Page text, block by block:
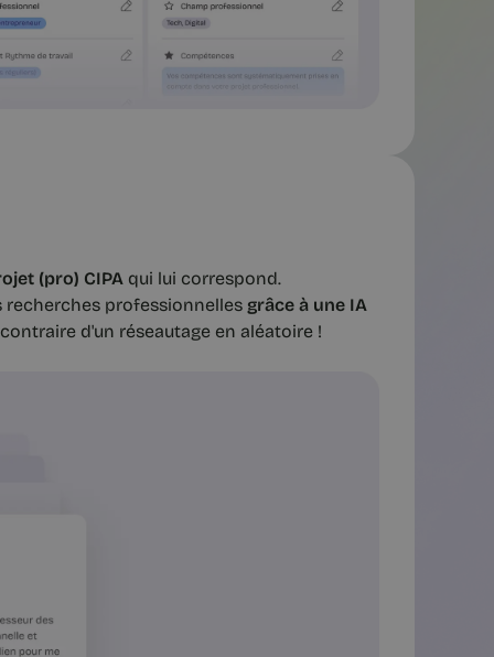
(pro) CIPA qui lui correspond.
professionnelles grâce à une IA
d'un réseautage en aléatoire !